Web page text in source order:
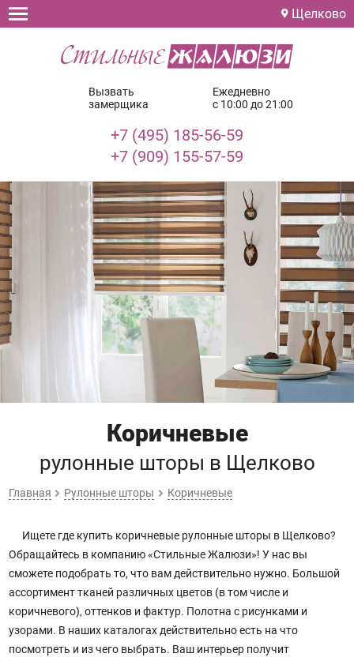
Щелково
Вызвать
замерщика
Ежедневно
с 10:00 до 21:00
+7 (495) 185-56-59
+7 (909) 155-57-59
Коричневые
рулонные шторы в Щелково
Главная Рулонные шторы Коричневые
Ищете где купить коричневые рулонные шторы в Щелково?
Обращайтесь в компанию «Стильные Жалюзи»! У нас вы
сможете подобрать то, что вам действительно нужно. Большой
ассортимент тканей различных цветов (в том числе и
коричневого), оттенков и фактур. Полотна с рисунками и
узорами. В наших каталогах действительно есть на что
посмотреть и из чего выбрать. Ваш интерьер получит